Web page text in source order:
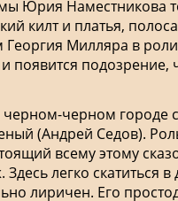
Юрия Наместникова
килт и платья,
Милляра в
и появится
черном-черном городе
(Андрей Седов).
всему этому
Здесь легко скатиться
лиричен. Его